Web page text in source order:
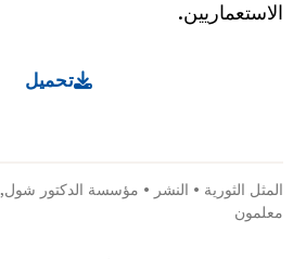
الاستعماريين.
تحميل
المثل الثورية • النشر • مؤسسة الدكتور شول,
معلمون